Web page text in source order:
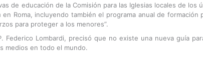
de educación de la Comisión para las Iglesias locales de
Roma, incluyendo también el programa anual de
para proteger a los menores”.
Federico Lombardi, precisó que no existe una nueva guía
medios en todo el mundo.